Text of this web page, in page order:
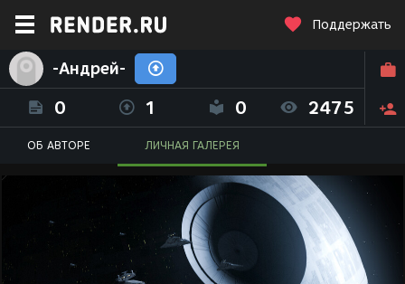
Поддержать
-Андрей-
0 1 0 2475
ОБ АВТОРЕ ЛИЧНАЯ ГАЛЕРЕЯ